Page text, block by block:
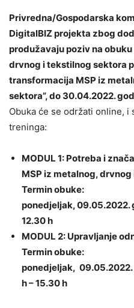
Privredna/Gospodarska
DigitalBIZ projekta zbog
produžavaju poziv na
drvnog i tekstilnog sektora
transformacija MSP iz
sektora”, do 30.04.2022.
Obuka će se održati online, i
treninga:
MODUL 1: Potreba i
MSP iz metalnog,
Termin obuke:
ponedjeljak, 09.05.2022.
12.30 h
MODUL 2: Upravljanje
Termin obuke:
ponedjeljak, 09.05.2022.
h – 15.30 h